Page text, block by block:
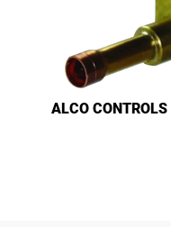
ALCO